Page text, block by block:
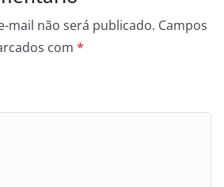
mail não será publicado. Campos
com *